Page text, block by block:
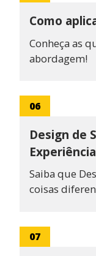
Como
Conheça as
abordagem!
06
Design de
Saiba que
coisas
07